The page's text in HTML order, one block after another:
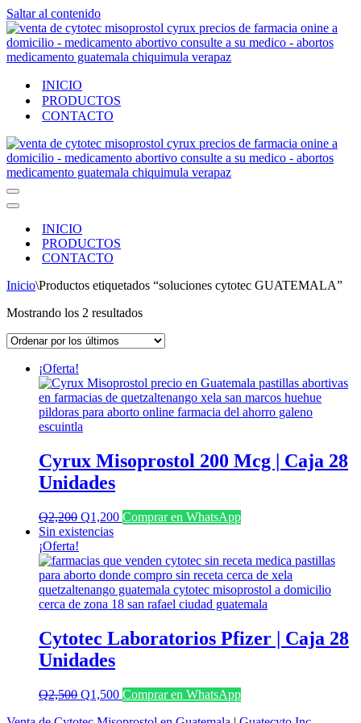
Saltar al contenido
INICIO
PRODUCTOS
CONTACTO
Menú
de
Menú
navegación
INICIO
PRODUCTOS
CONTACTO
Inicio\Productos etiquetados “soluciones cytotec GUATEMALA”
Mostrando los 2 resultadosOrdenado
los
¡Oferta!
Cyrux Misoprostol 200 Mcg | Caja 28
Unidades
Q2,200 El
precio
era:
Q2,200.
Q1,200El
es:
Q1,200.
Comprar en WhatsApp
Sin existencias
¡Oferta!
Cytotec Laboratorios Pfizer | Caja 28
Unidades
Q2,500 El
Q1,500ElComprar en WhatsApp